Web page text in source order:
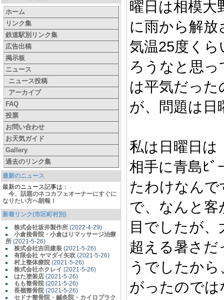
ホーム
リンク集
鉄道駅別リンク集
広告出稿
掲示板
ニュース
ニュース投稿
アーカイブ
FAQ
投票
お問い合わせ
お天気ガイド
Gallery
過去のリンク集
最新のニュース
最新のニュース記事は：
今、話題のネコカフェオーナーにすぐに
なりたい方へ朗報！
新着リンク(市区町村別)
株式会社坂井製作所 (2022-4-29)
小倉接骨院・小倉はりマッサージ治療
所 (2021-5-26)
株式会社吉田建装 (2021-5-26)
有限会社 ヤマダイ矢吹 (2021-5-26)
村上整体療院 (2021-5-26)
株式会社ホクレイ (2021-5-26)
はた塗装店 (2021-5-26)
もも整骨院 (2021-5-26)
長嶺整骨院 (2021-5-26)
セドナ整骨院・鍼灸院・カイロプラク
曜日は相模大
に雨から解
気温25度く
ろうなと思
は平気だっ
が、問題は日
私は日曜日は
相手に青島ﾋﾞ
たわけなん
で、なんと
目でしたが
超える暑さ
うでしたか
がったので